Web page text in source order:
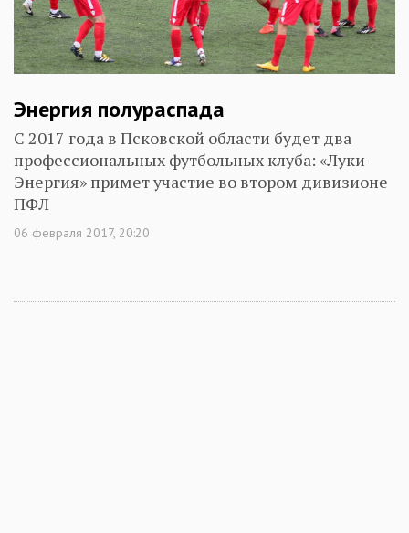
Энергия полураспада
С 2017 года в Псковской области будет два
профессиональных футбольных клуба: «Луки-
Энергия» примет участие во втором дивизионе
ПФЛ
06 февраля 2017, 20:20